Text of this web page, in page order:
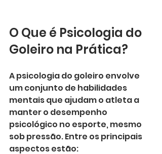
O Que é Psicologia do
Goleiro na Prática?
A psicologia do goleiro envolve
um conjunto de habilidades
mentais que ajudam o atleta a
manter o desempenho
psicológico no esporte, mesmo
sob pressão. Entre os principais
aspectos estão: